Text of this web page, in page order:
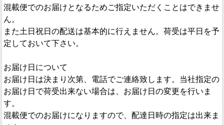
混載便でのお届けとなるためご指定いただくことはできませ
ん。
また土日祝日の配送は基本的に行えません。荷受は平日を予
定しておいて下さい。
お届け日について
お届け日は決まり次第、電話でご連絡致します。当社指定の
お届け日で荷受出来ない場合は、お届け日の変更を行いま
す。
混載便でのお届けになりますので、配達日時の指定は出来ま